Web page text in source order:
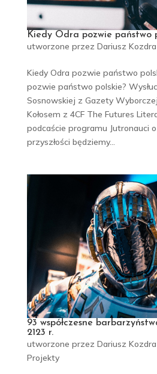
Kiedy Odra pozwie państwo
utworzone przez Dariusz Kozdra
Kiedy Odra pozwie państwo
pozwie państwo polskie?
Sosnowskiej z Gazety
Kołosem z 4CF The Futures
podcaście programu Jutronauci
przyszłości będziemy...
93 współczesne
2123 r.
utworzone przez Dariusz Kozdra
Projekty